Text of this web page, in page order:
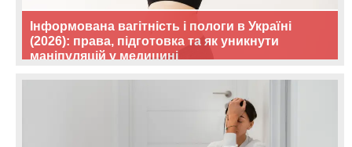
Інформована вагітність і пологи в Україні
(2026): права, підготовка та як уникнути
маніпуляцій у медицині